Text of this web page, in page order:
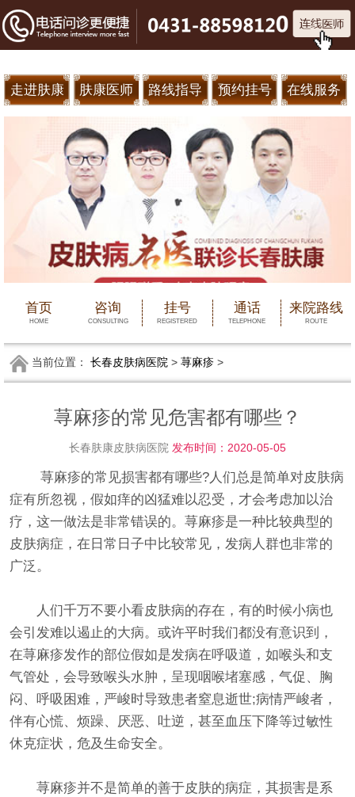
走进肤康 肤康医师 路线指导 预约挂号 在线服务
首页
HOME
咨询
CONSULTING
挂号
REGISTERED
通话
TELEPHONE
来院路线
ROUTE
当前位置： 长春皮肤病医院> 荨麻疹>
荨麻疹的常见危害都有哪些？
长春肤康皮肤病医院 发布时间：2020-05-05
荨麻疹的常见损害都有哪些?人们总是简单对皮肤病
症有所忽视，假如痒的凶猛难以忍受，才会考虑加以治
疗，这一做法是非常错误的。荨麻疹是一种比较典型的
皮肤病症，在日常日子中比较常见，发病人群也非常的
广泛。
人们千万不要小看皮肤病的存在，有的时候小病也
会引发难以遏止的大病。或许平时我们都没有意识到，
在荨麻疹发作的部位假如是发病在呼吸道，如喉头和支
气管处，会导致喉头水肿，呈现咽喉堵塞感，气促、胸
闷、呼吸困难，严峻时导致患者窒息逝世;病情严峻者，
伴有心慌、烦躁、厌恶、吐逆，甚至血压下降等过敏性
休克症状，危及生命安全。
荨麻疹并不是简单的善于皮肤的病症，其损害是系